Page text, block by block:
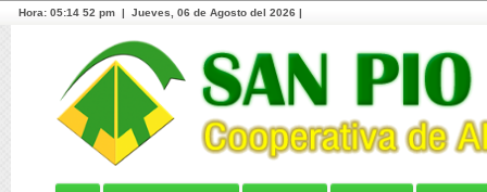
Hora: 05:14 52 pm | Jueves, 06 de Agosto del 2026 |